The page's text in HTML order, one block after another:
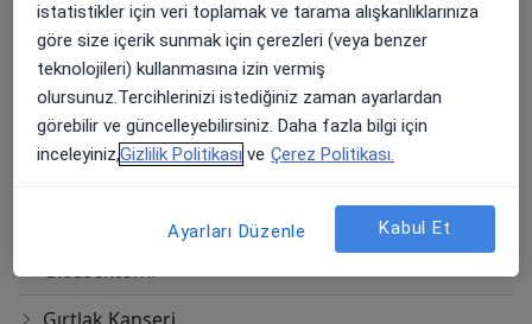
Dikiş
Endoskopik Kulak Cerrahisi
Endoskopik Sinüs Cerrahisi
Fonksiyonel burun cerrahisi
Geniz Eti Ameliyatı
Glossektomi
istatistikler için veri toplamak ve tarama alışkanlıklarınıza
göre size içerik sunmak için çerezleri (veya benzer
teknolojileri) kullanmasına izin vermiş
olursunuz.Tercihlerinizi istediğiniz zaman ayarlardan
görebilir ve güncelleyebilirsiniz. Daha fazla bilgi için
inceleyiniz,Gizlilik Politikası ve Çerez Politikası.
Ayarları Düzenle Kabul Et